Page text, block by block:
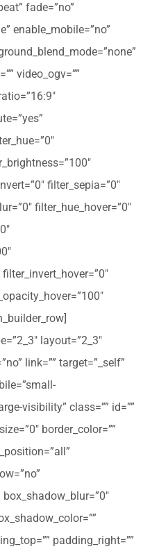
fade=”no”
enable_mobile=”no”
video_ogv=””
filter_sepia=”0″
filter_hue_hover=”0″
layout=”2_3″
link=”” target=”_self”
visibility” class=”” id=””
border_color=””
padding_right=””